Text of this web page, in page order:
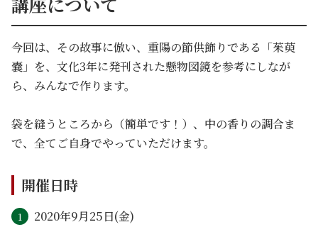
今回は、その故事に倣い、重陽の節供飾りである「茱萸
嚢」を、文化3年に発刊された懸物図鏡を参考にしなが
ら、みんなで作ります。
袋を縫うところから（簡単です！）、中の香りの調合ま
で、全てご自身でやっていただけます。
開催日時
2020年9月25日(金)